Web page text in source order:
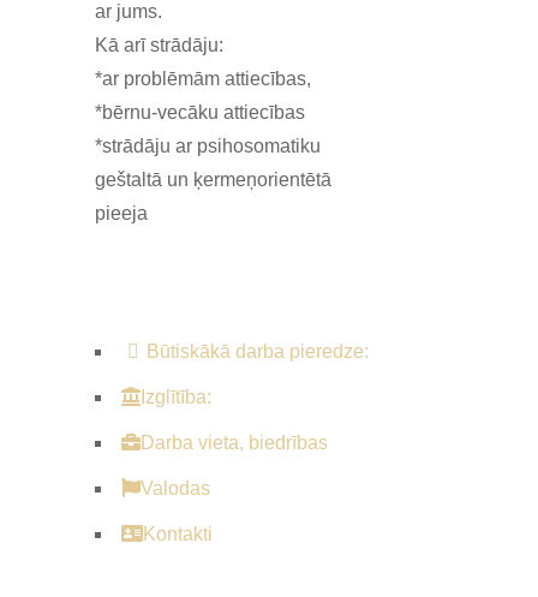
ar jums.
Kā arī strādāju:
*ar problēmām attiecības,
*bērnu-vecāku attiecības
*strādāju ar psihosomatiku
geštaltā un ķermeņorientētā
pieeja
Būtiskākā darba pieredze:
Izglītība:
Darba vieta, biedrības
Valodas
Kontakti